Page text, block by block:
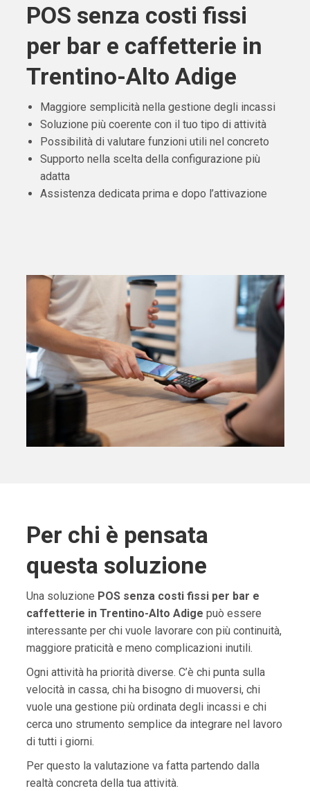
POS senza costi fissi
per bar e caffetterie in
Trentino-Alto Adige
Maggiore semplicità nella gestione degli incassi
Soluzione più coerente con il tuo tipo di attività
Possibilità di valutare funzioni utili nel concreto
Supporto nella scelta della configurazione più
adatta
Assistenza dedicata prima e dopo l’attivazione
Per chi è pensata
questa soluzione
Una soluzione POS senza costi fissi per bar e
caffetterie in Trentino-Alto Adige può essere
interessante per chi vuole lavorare con più continuità,
maggiore praticità e meno complicazioni inutili.
Ogni attività ha priorità diverse. C’è chi punta sulla
velocità in cassa, chi ha bisogno di muoversi, chi
vuole una gestione più ordinata degli incassi e chi
cerca uno strumento semplice da integrare nel lavoro
di tutti i giorni.
Per questo la valutazione va fatta partendo dalla
realtà concreta della tua attività.